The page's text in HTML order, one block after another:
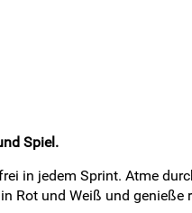
Spiel.
in jedem Sprint. Atme
Rot und Weiß und